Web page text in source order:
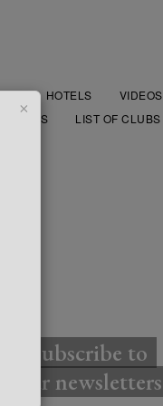
HOTELS
VIDEOS
LIST OF CLUBS
Subscribe to
our newsletters
×